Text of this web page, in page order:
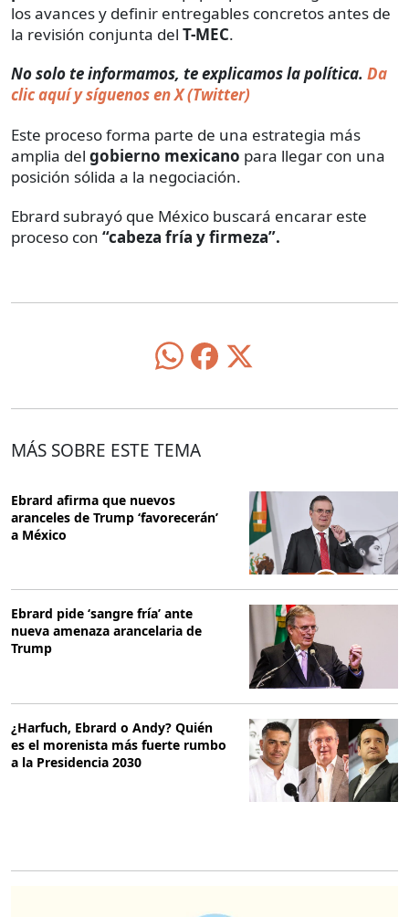
los avances y definir entregables concretos antes de
la revisión conjunta del T-MEC.
No solo te informamos, te explicamos la política. Da
clic aquí y síguenos en X (Twitter)
Este proceso forma parte de una estrategia más
amplia del gobierno mexicano para llegar con una
posición sólida a la negociación.
Ebrard subrayó que México buscará encarar este
proceso con “cabeza fría y firmeza”.
MÁS SOBRE ESTE TEMA
Ebrard afirma que nuevos
aranceles de Trump ‘favorecerán’
a México
Ebrard pide ‘sangre fría’ ante
nueva amenaza arancelaria de
Trump
¿Harfuch, Ebrard o Andy? Quién
es el morenista más fuerte rumbo
a la Presidencia 2030